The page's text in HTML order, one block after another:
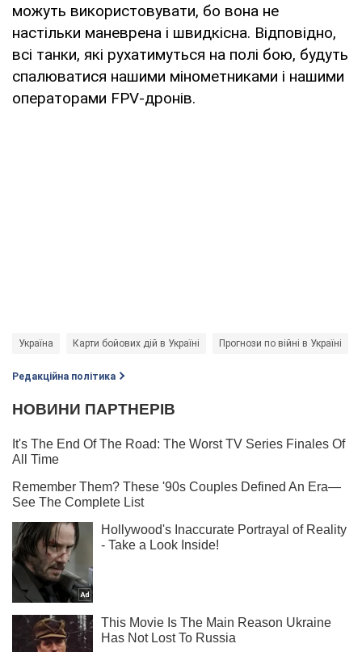
можуть використовувати, бо вона не
настільки маневрена і швидкісна. Відповідно,
всі танки, які рухатимуться на полі бою, будуть
спалюватися нашими мінометниками і нашими
операторами FPV-дронів.
Україна Карти бойових дій в Україні Прогнози по війні в Україні
Редакційна політика